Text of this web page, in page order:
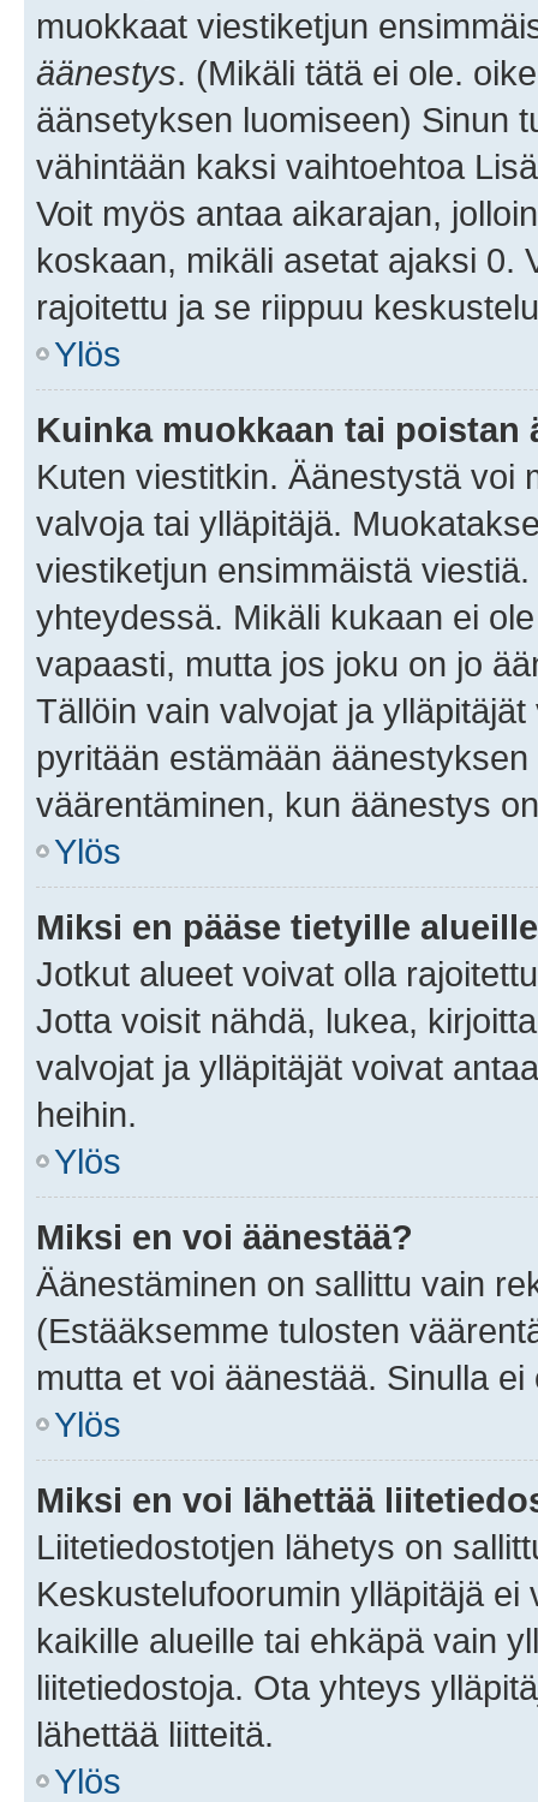
muokkaat viestiketjun
äänestys. (Mikäli tätä ei ole.
äänsetyksen luomiseen) Sinun
vähintään kaksi vaihtoehtoa
Voit myös antaa aikarajan,
koskaan, mikäli asetat ajaksi 0.
rajoitettu ja se riippuu
Ylös
Kuinka muokkaan tai poistan
Kuten viestitkin. Äänestystä voi
valvoja tai ylläpitäjä.
viestiketjun ensimmäistä
yhteydessä. Mikäli kukaan ei
vapaasti, mutta jos joku on jo
Tällöin vain valvojat ja
pyritään estämään
väärentäminen, kun äänestys
Ylös
Miksi en pääse tietyille
Jotkut alueet voivat olla
Jotta voisit nähdä, lukea,
valvojat ja ylläpitäjät voivat
heihin.
Ylös
Miksi en voi äänestää?
Äänestäminen on sallittu vain
(Estääksemme tulosten
mutta et voi äänestää. Sinulla
Ylös
Miksi en voi lähettää
Liitetiedostotjen lähetys on
Keskustelufoorumin ylläpitäjä
kaikille alueille tai ehkäpä vain
liitetiedostoja. Ota yhteys
lähettää liitteitä.
Ylös